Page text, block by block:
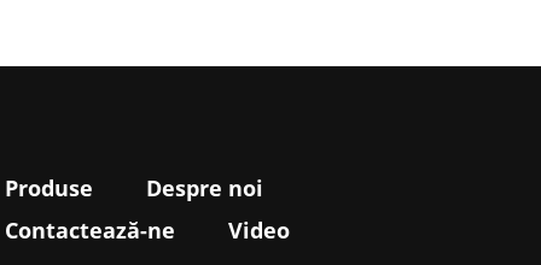
Produse
Despre noi
Contactează-ne
Video